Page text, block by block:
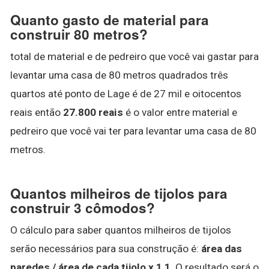
Quanto gasto de material para
construir 80 metros?
total de material e de pedreiro que você vai gastar para
levantar uma casa de 80 metros quadrados três
quartos até ponto de Lage é de 27 mil e oitocentos
reais então 27.800 reais é o valor entre material e
pedreiro que você vai ter para levantar uma casa de 80
metros.
Quantos milheiros de tijolos para
construir 3 cômodos?
O cálculo para saber quantos milheiros de tijolos
serão necessários para sua construção é: área das